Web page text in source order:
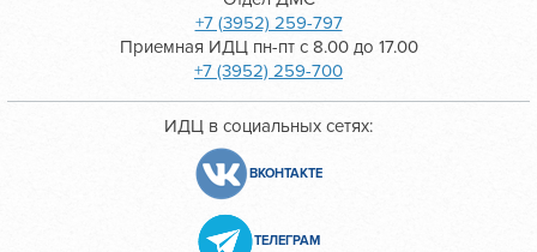
+7 (3952) 259-797
Приемная ИДЦ пн-пт с 8.00 до 17.00
+7 (3952) 259-700
ИДЦ в социальных сетях:
ВКОНТАКТЕ
ТЕЛЕГРАМ